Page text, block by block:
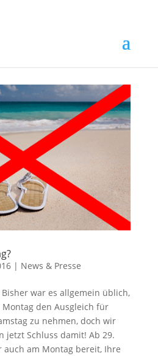
| News & Presse
war es allgemein üblich,
den Ausgleich für
zu nehmen, doch wir
jetzt Schluss damit! Ab 29.
auch am Montag bereit, Ihre